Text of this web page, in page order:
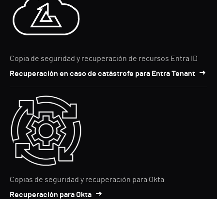
Copia de seguridad y recuperación de recursos Entra ID
Recuperación en caso de catástrofe para Entra Tenant
Copias de seguridad y recuperación para Okta
Recuperación para Okta